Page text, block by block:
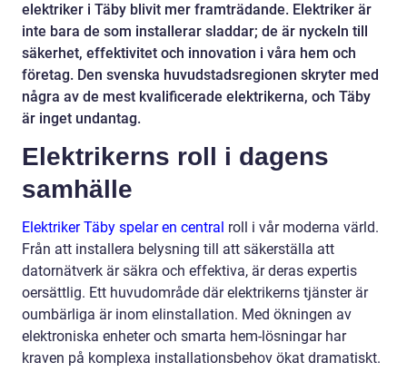
elektriker i Täby blivit mer framträdande. Elektriker är
inte bara de som installerar sladdar; de är nyckeln till
säkerhet, effektivitet och innovation i våra hem och
företag. Den svenska huvudstadsregionen skryter med
några av de mest kvalificerade elektrikerna, och Täby
är inget undantag.
Elektrikerns roll i dagens
samhälle
Elektriker Täby spelar en central roll i vår moderna värld.
Från att installera belysning till att säkerställa att
datornätverk är säkra och effektiva, är deras expertis
oersättlig. Ett huvudområde där elektrikerns tjänster är
oumbärliga är inom elinstallation. Med ökningen av
elektroniska enheter och smarta hem-lösningar har
kraven på komplexa installationsbehov ökat dramatiskt.